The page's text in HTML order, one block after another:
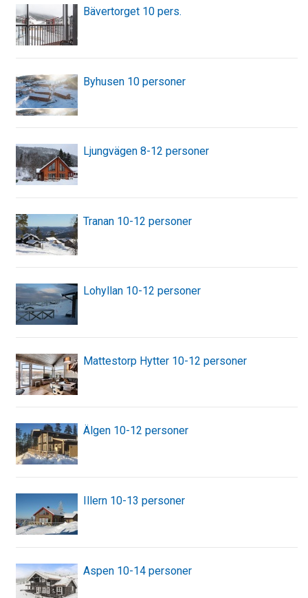
Bävertorget 10 pers.
Byhusen 10 personer
Ljungvägen 8-12 personer
Tranan 10-12 personer
Lohyllan 10-12 personer
Mattestorp Hytter 10-12 personer
Älgen 10-12 personer
Illern 10-13 personer
Aspen 10-14 personer